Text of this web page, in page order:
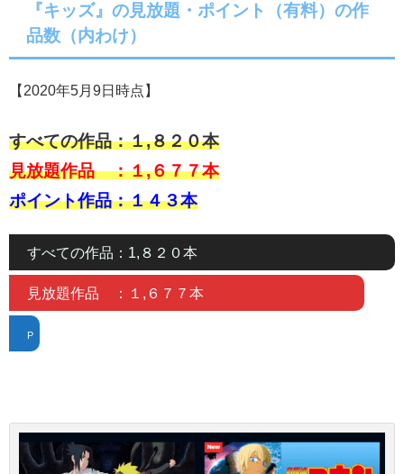
『キッズ』の見放題・ポイント（有料）の作
品数（内わけ）
【2020年5月9日時点】
すべての作品：１,８２０本
見放題作品 ：１,６７７本
ポイント作品：１４３本
すべての作品：1,８２０本
見放題作品 ：１,６７７本
P